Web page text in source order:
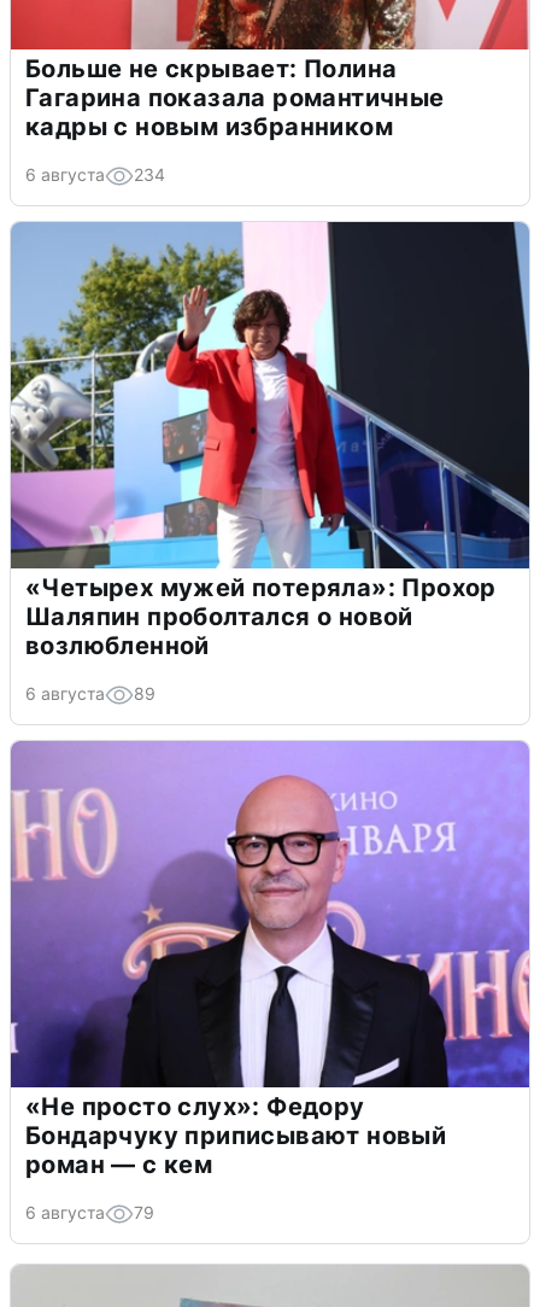
Больше не скрывает: Полина
Гагарина показала романтичные
кадры с новым избранником
6 августа 234
«Четырех мужей потеряла»: Прохор
Шаляпин проболтался о новой
возлюбленной
6 августа 89
«Не просто слух»: Федору
Бондарчуку приписывают новый
роман — с кем
6 августа 79